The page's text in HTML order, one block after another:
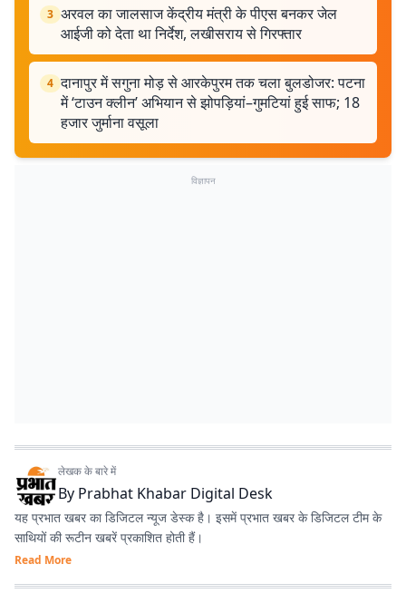
3 अरवल का जालसाज केंद्रीय मंत्री के पीएस बनकर जेल
आईजी को देता था निर्देश, लखीसराय से गिरफ्तार
4 दानापुर में सगुना मोड़ से आरकेपुरम तक चला बुलडोजर: पटना
में ‘टाउन क्लीन’ अभियान से झोपड़ियां–गुमटियां हुई साफ; 18
हजार जुर्माना वसूला
विज्ञापन
लेखक के बारे में
By Prabhat Khabar Digital Desk
यह प्रभात खबर का डिजिटल न्यूज डेस्क है। इसमें प्रभात खबर के डिजिटल टीम के
साथियों की रूटीन खबरें प्रकाशित होती हैं।
Read More